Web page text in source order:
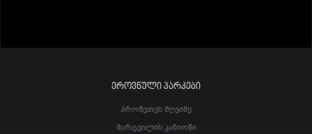
ᲔᲠᲝᲕᲜᲣᲚᲘ ᲞᲐᲠᲙᲔᲑᲘ
Პრომეთეს Მღვიმე
Მარტვილის Კანიონი